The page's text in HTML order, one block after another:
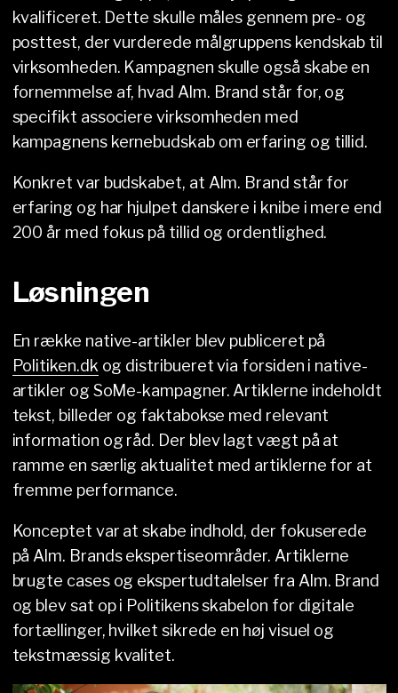
kvalificeret. Dette skulle måles gennem pre- og
posttest, der vurderede målgruppens kendskab til
virksomheden. Kampagnen skulle også skabe en
fornemmelse af, hvad Alm. Brand står for, og
specifikt associere virksomheden med
kampagnens kernebudskab om erfaring og tillid.
Konkret var budskabet, at Alm. Brand står for
erfaring og har hjulpet danskere i knibe i mere end
200 år med fokus på tillid og ordentlighed.
Løsningen
En række native-artikler blev publiceret på
Politiken.dk og distribueret via forsiden i native-
artikler og SoMe-kampagner. Artiklerne indeholdt
tekst, billeder og faktabokse med relevant
information og råd. Der blev lagt vægt på at
ramme en særlig aktualitet med artiklerne for at
fremme performance.
Konceptet var at skabe indhold, der fokuserede
på Alm. Brands ekspertiseområder. Artiklerne
brugte cases og ekspertudtalelser fra Alm. Brand
og blev sat op i Politikens skabelon for digitale
fortællinger, hvilket sikrede en høj visuel og
tekstmæssig kvalitet.